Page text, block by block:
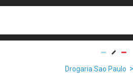
Drogaria Sao Paulo